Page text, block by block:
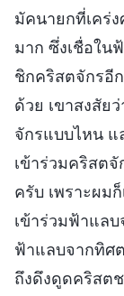
มัคนายกที่เคร่
มาก ซึ่งเชื่อใน
ชิกคริสตจักรอี
ด้วย เขาสงสัย
จักรแบบไหน แ
เข้าร่วมคริสต
ครับ เพราะผม
เข้าร่วมฟ้าแล
ฟ้าแลบจากทิศ
ถึงดึงดูดคริสต